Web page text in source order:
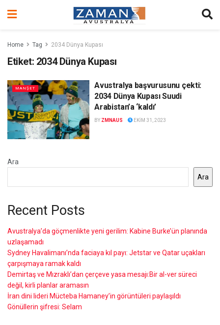
Home Tag 2034 Dünya Kupası
Etiket: 2034 Dünya Kupası
MANŞET
Avustralya başvurusunu çekti:
2034 Dünya Kupası Suudi
Arabistan’a ‘kaldı’
BY ZMNAUS EKIM 31, 2023
Ara
Ara
Recent Posts
Avustralya’da göçmenlikte yeni gerilim: Kabine Burke’ün planında
uzlaşamadı
Sydney Havalimanı’nda faciaya kıl payı: Jetstar ve Qatar uçakları
çarpışmaya ramak kaldı
Demirtaş ve Mızraklı’dan çerçeve yasa mesajı:Bir al-ver süreci
değil, kirli planlar aramasın
İran dini lideri Mücteba Hamaney’in görüntüleri paylaşıldı
Gönüllerin şifresi: Selam